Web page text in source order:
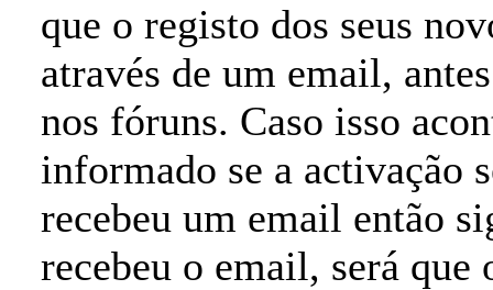
que o registo dos seus
através de um email,
nos fóruns. Caso isso
informado se a activação
recebeu um email então
recebeu o email, será